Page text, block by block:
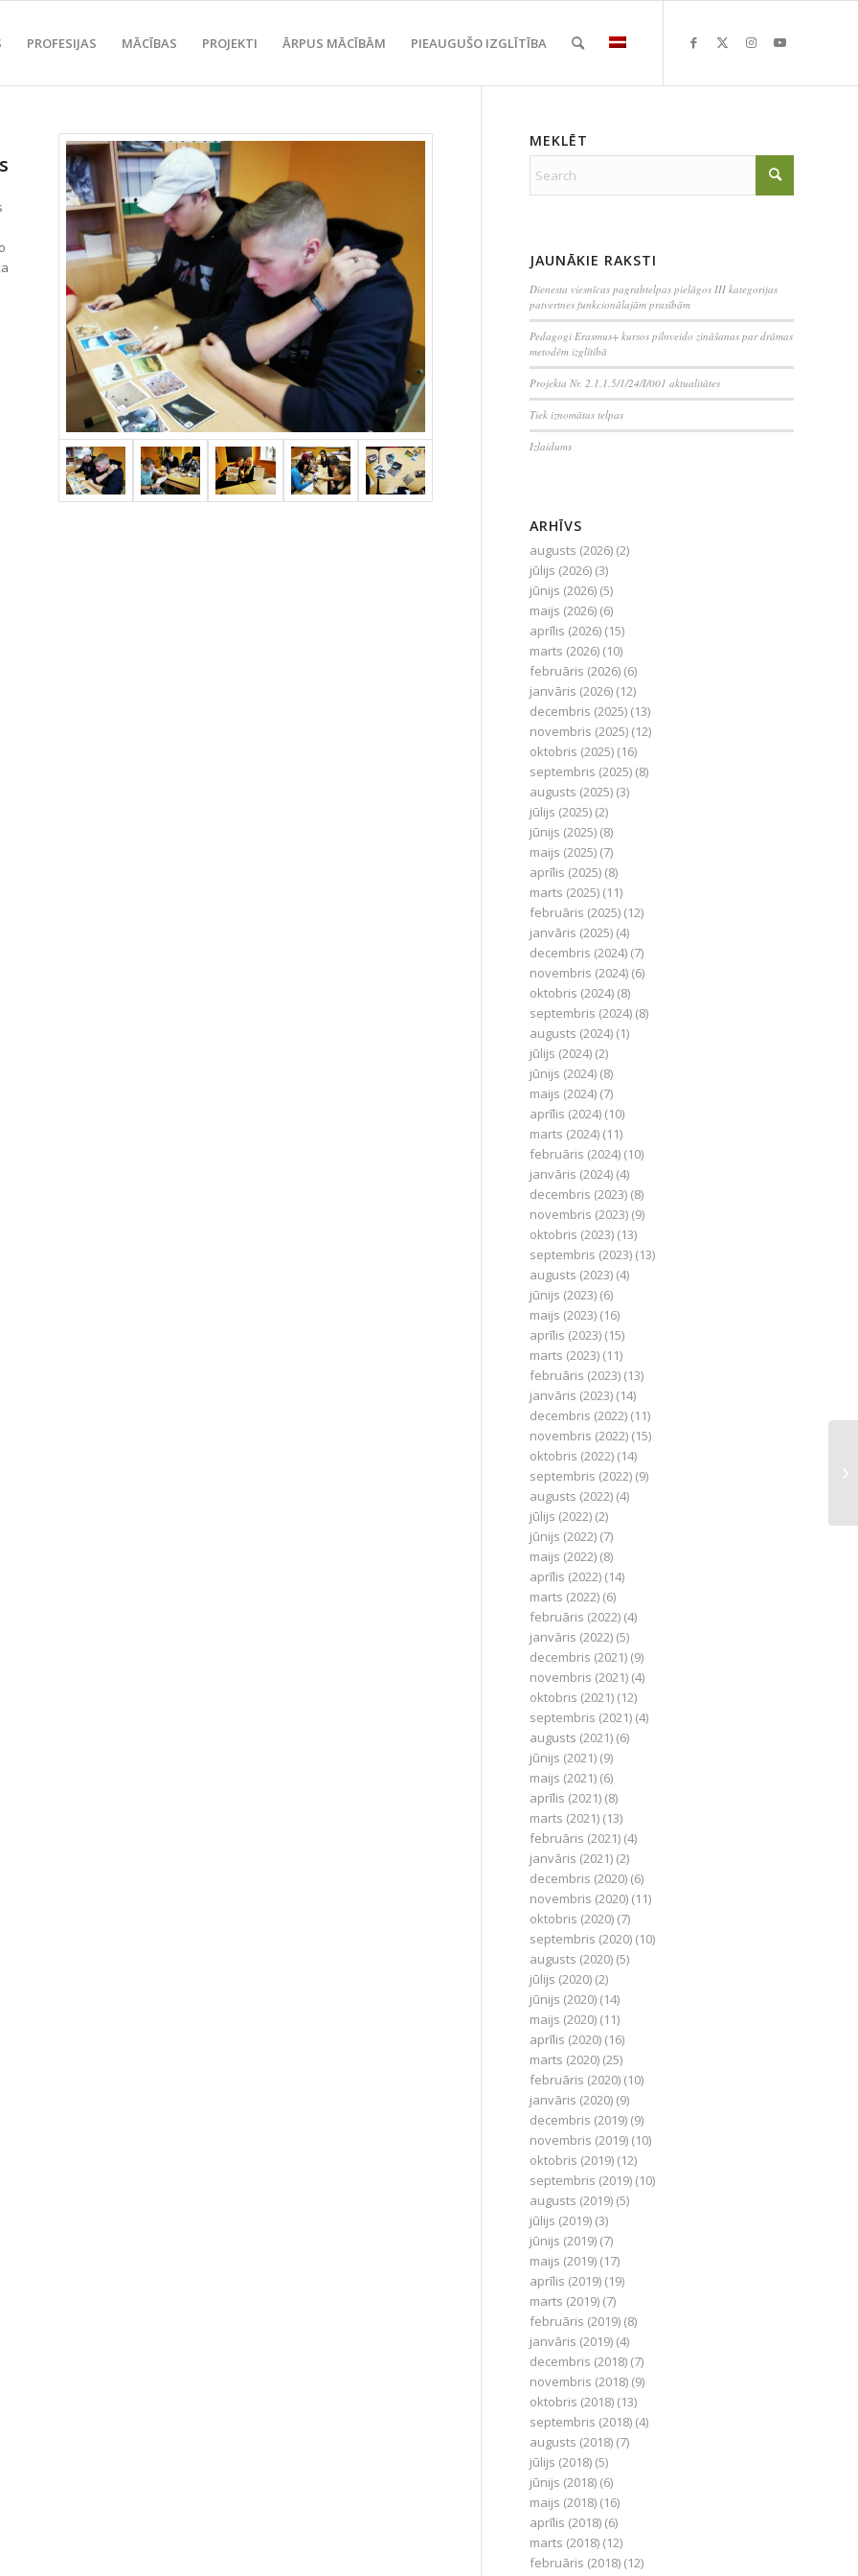
PROFESIJAS MĀCĪBAS PROJEKTI ĀRPUS MĀCĪBĀM PIEAUGUŠO IZGLĪTĪBA
MEKLĒT
JAUNĀKIE RAKSTI
Dienesta viesnīcas pagrabtelpas pielāgos III kategorijas
patvertnes funkcionālajām prasībām
Pedagogi Erasmus+ kursos pilnveido zināšanas par drāmas
metodēm izglītībā
Projekta Nr. 2.1.1.5/1/24/I/001 aktualitātes
Tiek iznomātas telpas
Izlaidums
ARHĪVS
augusts (2026) (2)
jūlijs (2026) (3)
jūnijs (2026) (5)
maijs (2026) (6)
aprīlis (2026) (15)
marts (2026) (10)
februāris (2026) (6)
janvāris (2026) (12)
decembris (2025) (13)
novembris (2025) (12)
oktobris (2025) (16)
septembris (2025) (8)
augusts (2025) (3)
jūlijs (2025) (2)
jūnijs (2025) (8)
maijs (2025) (7)
aprīlis (2025) (8)
marts (2025) (11)
februāris (2025) (12)
janvāris (2025) (4)
decembris (2024) (7)
novembris (2024) (6)
oktobris (2024) (8)
septembris (2024) (8)
augusts (2024) (1)
jūlijs (2024) (2)
jūnijs (2024) (8)
maijs (2024) (7)
aprīlis (2024) (10)
marts (2024) (11)
februāris (2024) (10)
janvāris (2024) (4)
decembris (2023) (8)
novembris (2023) (9)
oktobris (2023) (13)
septembris (2023) (13)
augusts (2023) (4)
jūnijs (2023) (6)
maijs (2023) (16)
aprīlis (2023) (15)
marts (2023) (11)
februāris (2023) (13)
janvāris (2023) (14)
decembris (2022) (11)
novembris (2022) (15)
oktobris (2022) (14)
septembris (2022) (9)
augusts (2022) (4)
jūlijs (2022) (2)
jūnijs (2022) (7)
maijs (2022) (8)
aprīlis (2022) (14)
marts (2022) (6)
februāris (2022) (4)
janvāris (2022) (5)
decembris (2021) (9)
novembris (2021) (4)
oktobris (2021) (12)
septembris (2021) (4)
augusts (2021) (6)
jūnijs (2021) (9)
maijs (2021) (6)
aprīlis (2021) (8)
marts (2021) (13)
februāris (2021) (4)
janvāris (2021) (2)
decembris (2020) (6)
novembris (2020) (11)
oktobris (2020) (7)
septembris (2020) (10)
augusts (2020) (5)
jūlijs (2020) (2)
jūnijs (2020) (14)
maijs (2020) (11)
aprīlis (2020) (16)
marts (2020) (25)
februāris (2020) (10)
janvāris (2020) (9)
decembris (2019) (9)
novembris (2019) (10)
oktobris (2019) (12)
septembris (2019) (10)
augusts (2019) (5)
jūlijs (2019) (3)
jūnijs (2019) (7)
maijs (2019) (17)
aprīlis (2019) (19)
marts (2019) (7)
februāris (2019) (8)
janvāris (2019) (4)
decembris (2018) (7)
novembris (2018) (9)
oktobris (2018) (13)
septembris (2018) (4)
augusts (2018) (7)
jūlijs (2018) (5)
jūnijs (2018) (6)
maijs (2018) (16)
aprīlis (2018) (6)
marts (2018) (12)
februāris (2018) (12)